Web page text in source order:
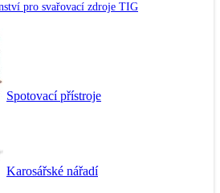
pro svařovací zdroje TIG
Spotovací přístroje
Karosářské nářadí